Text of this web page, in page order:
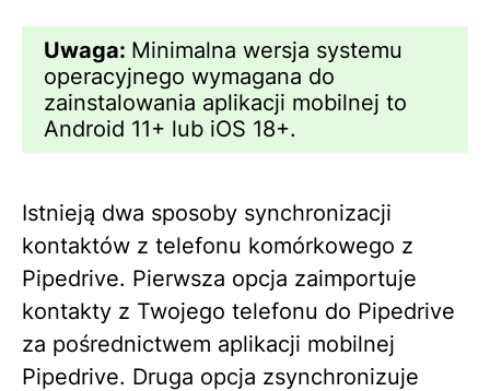
Uwaga: Minimalna wersja systemu
operacyjnego wymagana do
zainstalowania aplikacji mobilnej to
Android 11+ lub iOS 18+.
Istnieją dwa sposoby synchronizacji
kontaktów z telefonu komórkowego z
Pipedrive. Pierwsza opcja zaimportuje
kontakty z Twojego telefonu do Pipedrive
za pośrednictwem aplikacji mobilnej
Pipedrive. Druga opcja zsynchronizuje